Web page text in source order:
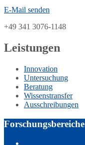
E-Mail senden
+49 341 3076-1148
Leistungen
Innovation
Untersuchung
Beratung
Wissenstransfer
Ausschreibungen
Forschungsbereiche